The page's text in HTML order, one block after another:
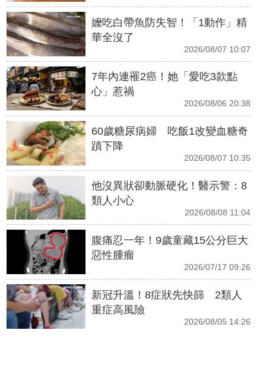
嬤吃白帶魚防失智！「1動作」精
華全沒了
2026/08/07 10:07
7年內連罹2癌！她「愛吃3款點
心」惹禍
2026/08/06 20:38
60歲糖尿病婦 吃飯1改變血糖奇
蹟下降
2026/08/07 10:35
他沒異狀卻動脈硬化！醫示警：8
類人小心
2026/08/08 11:04
腹痛忍一年！9歲童藏15公分巨大
惡性腫瘤
2026/07/17 09:26
新冠升溫！8症狀先快篩 2類人
重症高風險
2026/08/05 14:26